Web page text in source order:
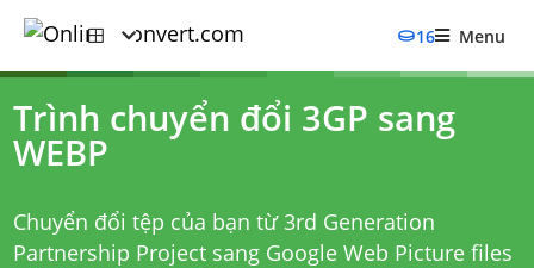
16 Menu
Trình chuyển đổi 3GP sang
WEBP
Chuyển đổi tệp của bạn từ 3rd Generation
Partnership Project sang Google Web Picture files